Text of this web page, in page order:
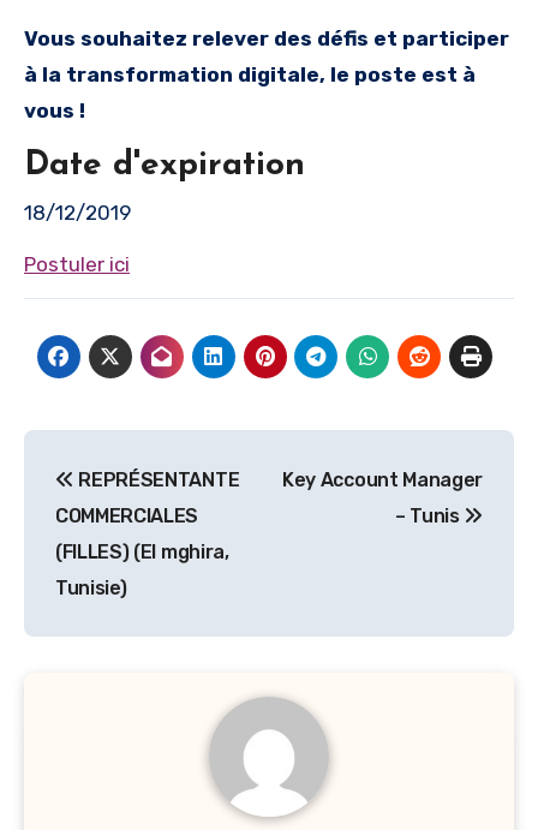
Vous souhaitez relever des défis et participer
à la transformation digitale, le poste est à
vous !
Date d'expiration
18/12/2019
Postuler ici
de
l’article
REPRÉSENTANTE
COMMERCIALES
(FILLES) (El mghira,
Tunisie)
Key Account Manager
– Tunis